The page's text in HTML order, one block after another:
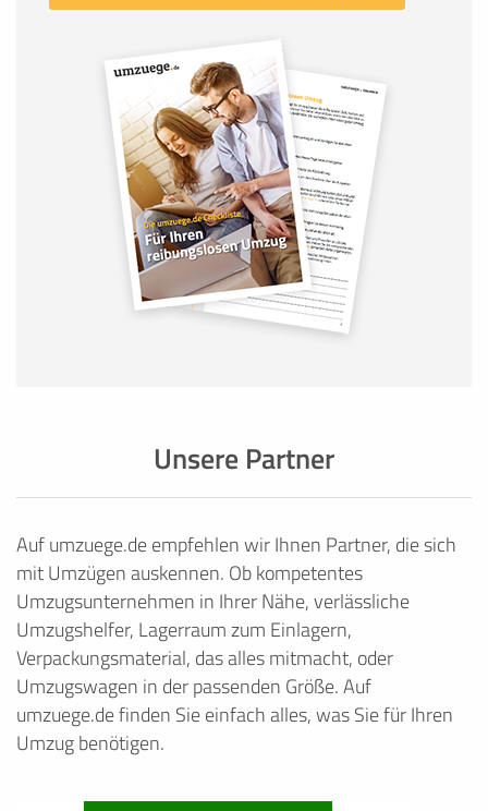
Unsere Partner
Auf umzuege.de empfehlen wir Ihnen Partner, die sich
mit Umzügen auskennen. Ob kompetentes
Umzugsunternehmen in Ihrer Nähe, verlässliche
Umzugshelfer, Lagerraum zum Einlagern,
Verpackungsmaterial, das alles mitmacht, oder
Umzugswagen in der passenden Größe. Auf
umzuege.de finden Sie einfach alles, was Sie für Ihren
Umzug benötigen.